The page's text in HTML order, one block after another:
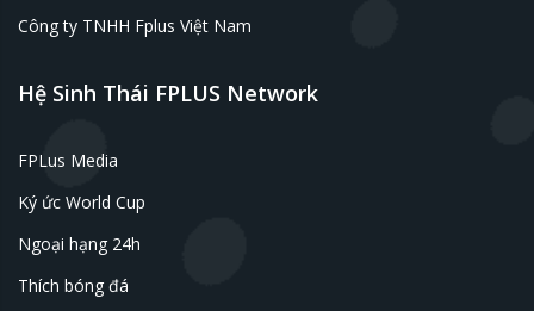
Công ty TNHH Fplus Việt Nam
Hệ Sinh Thái FPLUS Network
FPLus Media
Ký ức World Cup
Ngoại hạng 24h
Thích bóng đá